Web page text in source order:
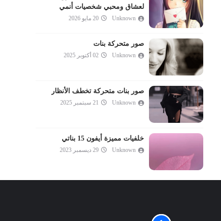
لعشاق ومحبي شخصيات أنمي
Unknown 20 مايو 2026
صور متحركة بنات
Unknown 02 أكتوبر 2025
صور بنات متحركة تخطف الأنظار
Unknown 21 سبتمبر 2025
خلفيات مميزة أيفون 15 بناتي
Unknown 29 ديسمبر 2023